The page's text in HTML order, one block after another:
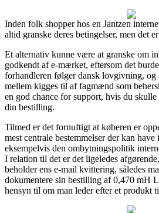
Inden folk shopper hos en Jantzen
altid granske deres betingelser, men det
Et alternativ kunne være at granske om
godkendt af e-mærket, eftersom det
forhandleren følger dansk lovgivning, og
mellem kigges til af fagmænd som
en god chance for support, hvis du
din bestilling.
Tilmed er det fornuftigt at køberen er
mest centrale bestemmelser der kan
eksempelvis den ombytningspolitik
I relation til det er det ligeledes
beholder ens e-mail kvittering, således
dokumentere sin bestilling af 0,470 mH
hensyn til om man leder efter et produkt